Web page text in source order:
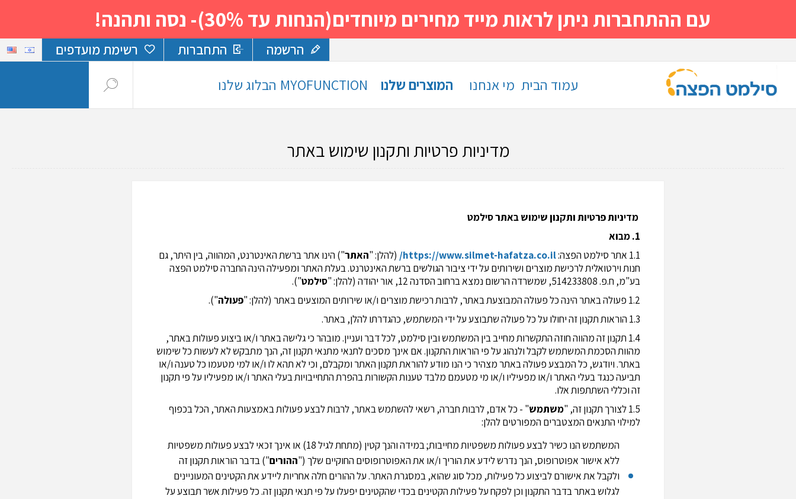
עם ההתחברות ניתן לראות מייד מחירים מיוחדים(הנחות עד 30%)- נסה ותהנה!
הרשמה התחברות רשימת מועדפים
עמוד הבית מי אנחנו המוצרים שלנו MYOFUNCTION הבלוג שלנו
מדיניות פרטיות ותקנון שימוש באתר
מדיניות פרטיות ותקנון שימוש באתר סילמט
1. מבוא
1.1 אתר סילמט הפצה:
https://www.silmet-hafatza.co.il/ (להלן: "האתר") הינו אתר ברשת האינטרנט, המהווה, בין היתר, גם
חנות וירטואלית לרכישת מוצרים ושירותים על ידי ציבור הגולשים ברשת האינטרנט. בעלת האתר ומפעילה הינה החברה סילמט הפצה
בע"מ, ח.פ. 514233808, שמשרדה הרשום נמצא ברחוב הסדנה 12, אור יהודה (להלן: "
סילמט").
1.2 פעולה באתר הינה כל פעולה המבוצעת באתר, לרבות רכישת מוצרים ו/או שירותים המוצעים באתר (להלן: "
פעולה").
1.3 הוראות תקנון זה יחולו על כל פעולה שתבוצע על ידי המשתמש, כהגדרתו להלן, באתר.
1.4 תקנון זה מהווה חוזה התקשרות מחייב בין המשתמש ובין סילמט, לכל דבר ועניין. מובהר כי גלישה באתר ו/או ביצוע פעולות באתר,
מהוות הסכמת המשתמש לקבל ולנהוג על פי הוראות התקנון. אם אינך מסכים לתנאי מתנאי תקנון זה, הנך מתבקש לא לעשות כל שימוש
באתר. ויודגש, כל המבצע פעולה באתר מצהיר כי הנו מודע להוראת תקנון האתר ומקבלם, וכי לא תהא לו ו/או למי מטעמו כל טענה ו/או
תביעה כנגד בעלי האתר ו/או מפעיליו ו/או מי מטעמם מלבד טענות הקשורות בהפרת התחייבויות בעלי האתר ו/או מפעיליו על פי תקנון
זה וכללי השתתפות אלו.
1.5 לצורך תקנון זה, "
משתמש" - כל אדם, לרבות חברה, רשאי להשתמש באתר, לרבות לבצע פעולות באמצעות האתר, הכל בכפוף
למילוי התנאים המצטברים המפורטים להלן:
המשתמש הנו כשיר לבצע פעולות משפטיות מחייבות; במידה והנך קטין (מתחת לגיל 18) או אינך זכאי לבצע פעולות משפטיות
ללא אישור אפוטרופוס, הנך נדרש לידע את הוריך ו/או את האפוטרופוסים החוקיים שלך ("ההורים") בדבר הוראות תקנון זה
ולקבל את אישורם לביצוע כל פעילות, מכל סוג שהוא, במסגרת האתר. על ההורים חלה אחריות ליידע את הקטינים המעוניינים
לגלוש באתר בדבר התקנון וכן לפקח על פעילות הקטינים בכדי שהקטינים יפעלו על פי תנאי תקנון זה. כל פעילות אשר תבוצע על